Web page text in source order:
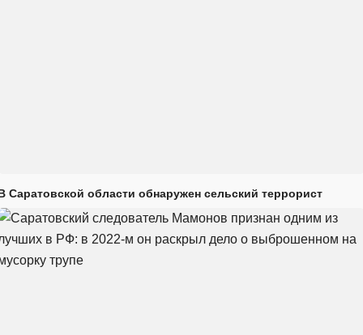
Саратовской области обнаружен сельский террорист